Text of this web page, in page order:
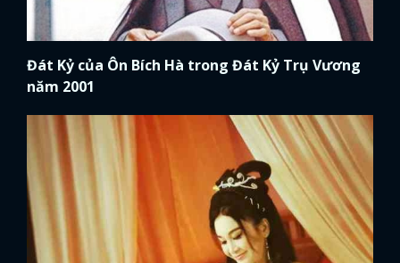
Đát Kỷ của Ôn Bích Hà trong Đát Kỷ Trụ Vương
năm 2001